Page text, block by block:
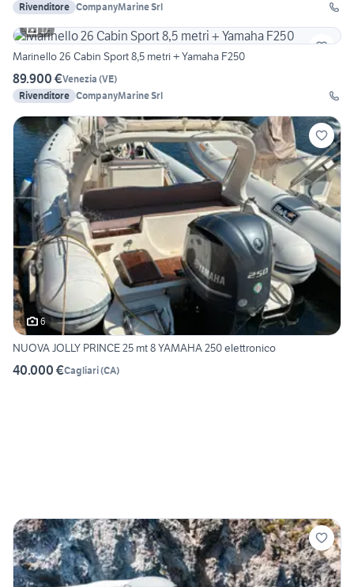
Rivenditore CompanyMarine Srl
17
Marinello 26 Cabin Sport 8,5 metri + Yamaha F250
89.900 €Venezia (VE)
Rivenditore CompanyMarine Srl
6
NUOVA JOLLY PRINCE 25 mt 8 YAMAHA 250 elettronico
40.000 €Cagliari(CA)